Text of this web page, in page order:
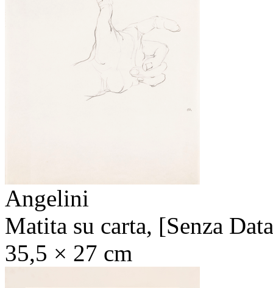
Angelini
Matita su carta, [Senza
35,5 × 27 cm